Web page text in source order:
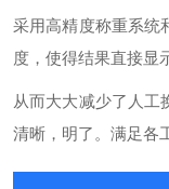
采用高精度称重系统
度，使得结果直接显
从而大大减少了人工
清晰，明了。满足各